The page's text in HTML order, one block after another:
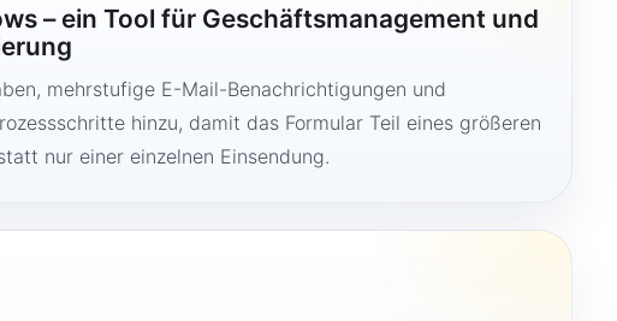
– ein Tool für Geschäftsmanagement und
mehrstufige E-Mail-Benachrichtigungen und
hinzu, damit das Formular Teil eines größeren
nur einer einzelnen Einsendung.